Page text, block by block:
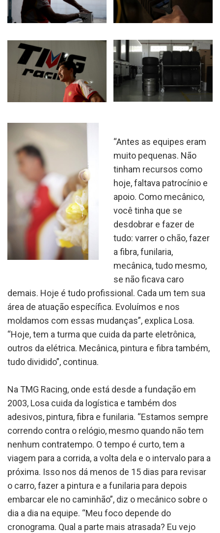
“Antes as equipes eram
muito pequenas. Não
tinham recursos como
hoje, faltava patrocínio e
apoio. Como mecânico,
você tinha que se
desdobrar e fazer de
tudo: varrer o chão, fazer
a fibra, funilaria,
mecânica, tudo mesmo,
se não ficava caro
demais. Hoje é tudo profissional. Cada um tem sua
área de atuação específica. Evoluímos e nos
moldamos com essas mudanças”, explica Losa.
“Hoje, tem a turma que cuida da parte eletrônica,
outros da elétrica. Mecânica, pintura e fibra também,
tudo dividido”, continua.
Na TMG Racing, onde está desde a fundação em
2003, Losa cuida da logística e também dos
adesivos, pintura, fibra e funilaria. “Estamos sempre
correndo contra o relógio, mesmo quando não tem
nenhum contratempo. O tempo é curto, tem a
viagem para a corrida, a volta dela e o intervalo para a
próxima. Isso nos dá menos de 15 dias para revisar
o carro, fazer a pintura e a funilaria para depois
embarcar ele no caminhão”, diz o mecânico sobre o
dia a dia na equipe. “Meu foco depende do
cronograma. Qual a parte mais atrasada? Eu vejo